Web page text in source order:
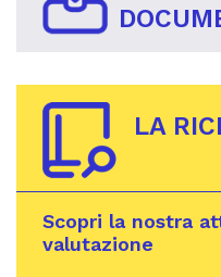
LA
Scopri la nostra
valutazione